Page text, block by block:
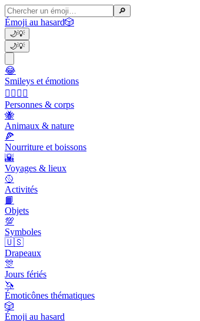
🔎
Émoji au hasard🎲
🌙💡
🌙💡
😂
Smileys et émotions
👩‍❤️‍💋‍👨
Personnes & corps
🐝
Animaux & nature
🍕
Nourriture et boissons
🌇
Voyages & lieux
🥎
Activités
📙
Objets
💯
Symboles
🇺🇸
Drapeaux
🎊
Jours fériés
🦄
Émoticônes thématiques
🎲
Émoji au hasard